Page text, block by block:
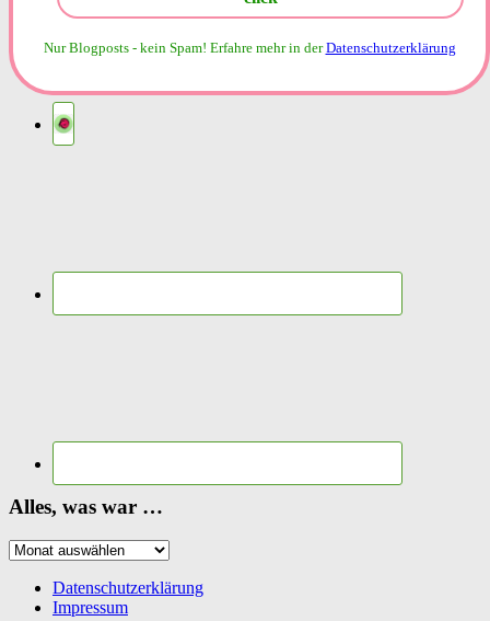
Nur Blogposts - kein Spam! Erfahre mehr in derDatenschutzerklärung
Alles, was war …
Alles,
Datenschutzerklärung
Impressum